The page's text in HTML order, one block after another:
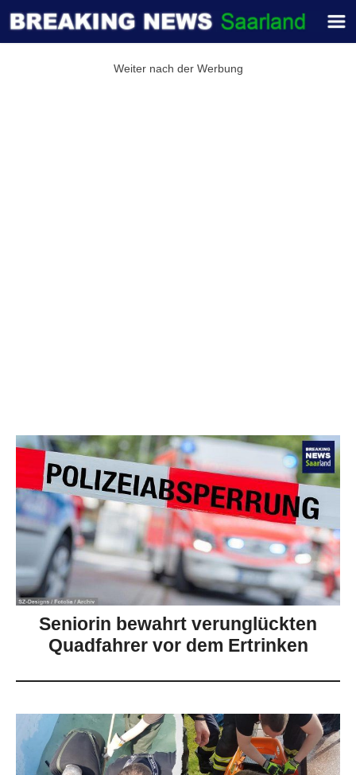
Weiter nach der Werbung
Seniorin bewahrt verunglückten
Quadfahrer vor dem Ertrinken